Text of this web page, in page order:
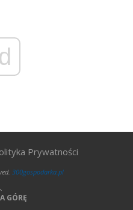
Prywatności
300gospodarka.pl
GÓRĘ